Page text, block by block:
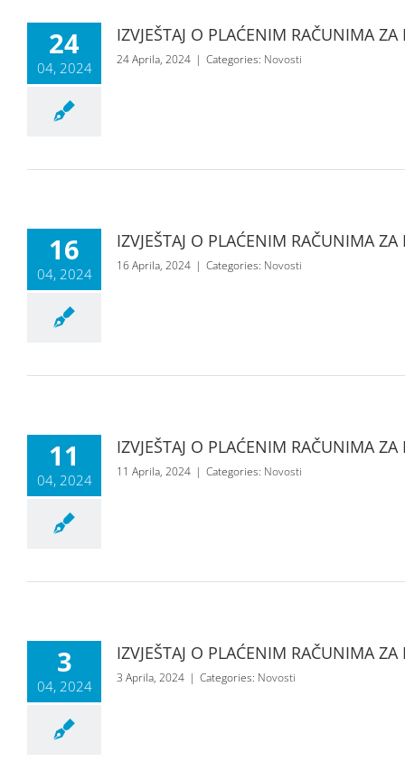
24
04, 2024
IZVJEŠTAJ O PLAĆENIM RAČUNIMA
24 Aprila, 2024 | Categories: Novosti
16
04, 2024
IZVJEŠTAJ O PLAĆENIM RAČUNIMA
16 Aprila, 2024 | Categories: Novosti
11
04, 2024
IZVJEŠTAJ O PLAĆENIM RAČUNIMA
11 Aprila, 2024 | Categories: Novosti
3
04, 2024
IZVJEŠTAJ O PLAĆENIM RAČUNIMA
3 Aprila, 2024 | Categories: Novosti